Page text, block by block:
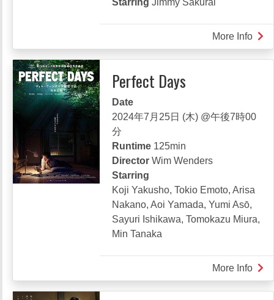
More Info
MR.
Perfect Days
Date
2024年7月25日 (木) @午後7時00
分
Runtime 125min
Director Wim Wenders
Starring
Koji Yakusho, Tokio Emoto, Arisa
Nakano, Aoi Yamada, Yumi Asō,
Sayuri Ishikawa, Tomokazu Miura,
Min Tanaka
More Info